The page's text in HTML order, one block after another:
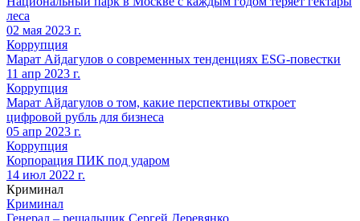
леса
02 мая 2023 г.
Коррупция
Марат Айдагулов о современных тенденциях ESG-повестки
11 апр 2023 г.
Коррупция
Марат Айдагулов о том, какие перспективы откроет
цифровой рубль для бизнеса
05 апр 2023 г.
Коррупция
Корпорация ПИК под ударом
14 июл 2022 г.
Криминал
Криминал
Генерал – решальщик Сергей Деревянко